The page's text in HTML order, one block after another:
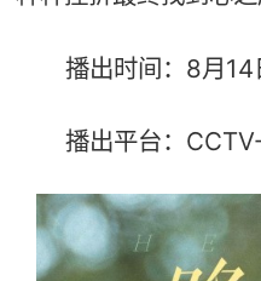
播出时间：8月14
播出平台：